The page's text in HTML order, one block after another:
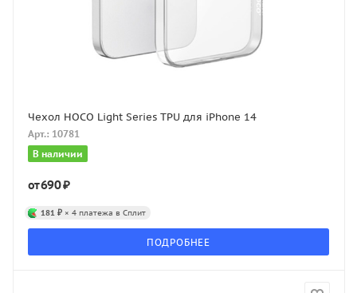
Чехол HOCO Light Series TPU для iPhone 14
Арт.: 10781
В наличии
от690 ₽
181 ₽ × 4 платежа в Сплит
ПОДРОБНЕЕ